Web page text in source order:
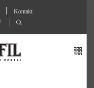
Kontakt